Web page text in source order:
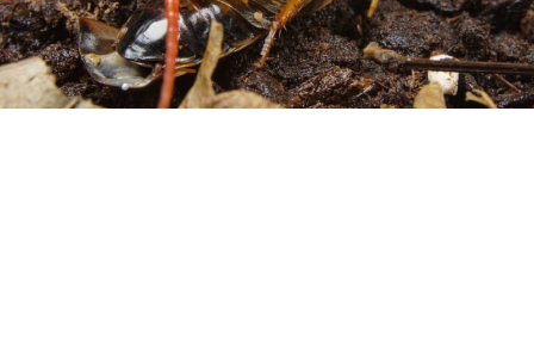
Časopis
Sledujte prima+